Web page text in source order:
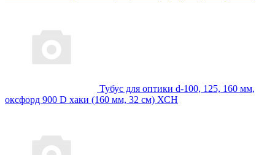
Тубус для оптики d-100, 125, 160 мм,
оксфорд 900 D хаки (160 мм, 32 см) ХСН